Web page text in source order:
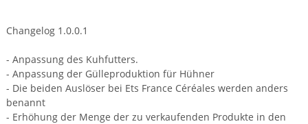
Changelog 1.0.0.1
- Anpassung des Kuhfutters.
- Anpassung der Gülleproduktion für Hühner
- Die beiden Auslöser bei Ets France Céréales werden anders
benannt
- Erhöhung der Menge der zu verkaufenden Produkte in den